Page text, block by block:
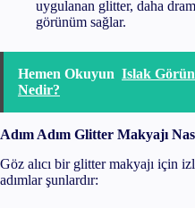
uygulanan glitter, daha
görünüm sağlar.
Hemen Okuyun Islak
Nedir?
Adım Adım Glitter Makyajı
Göz alıcı bir glitter makyajı için
adımlar şunlardır: